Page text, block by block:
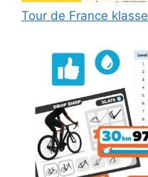
Tour de France